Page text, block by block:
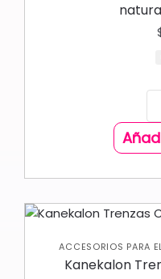
ACCESORIOS PARA
Kanekalon